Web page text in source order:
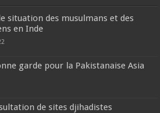
situation des musulmans et des
en Inde
garde pour la Pakistanaise Asia
de sites djihadistes